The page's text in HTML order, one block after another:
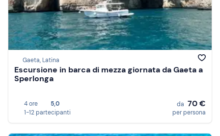
Gaeta, Latina
Escursione in barca di mezza giornata da Gaeta a
Sperlonga
4 ore
5,0
1-12 partecipanti
da 70 €
per persona